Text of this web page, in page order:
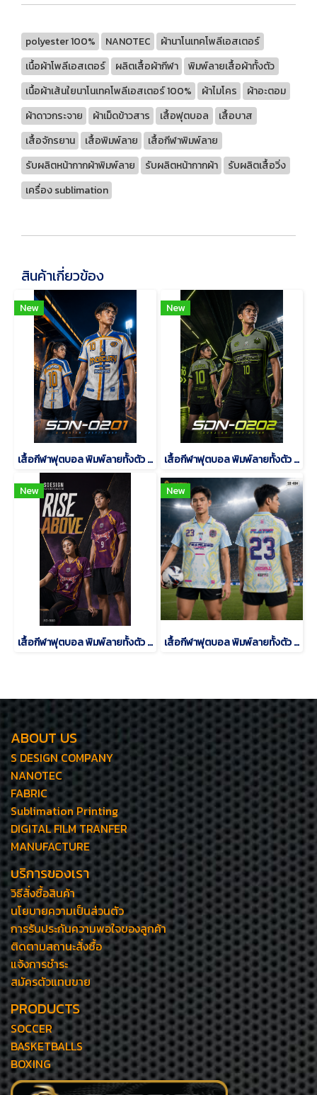
polyester 100% NANOTEC
ผ้านาโนเทคโพลีเอสเตอร์
เนื้อผ้าโพลีเอสเตอร์
ผลิตเสื้อผ้ากีฬา
พิมพ์ลายเสื้อผ้าทั้งตัว
เนื้อผ้าเส้นใยนาโนเทคโพลีเอสเตอร์ 100%
ผ้าไมโคร
ผ้าอะตอม
ผ้าดาวกระจาย
ผ้าเม็ดข้าวสาร เสื้อฟุตบอล
เสื้อบาส
เสื้อจักรยาน
เสื้อพิมพ์ลาย
เสื้อกีฬาพิมพ์ลาย
รับผลิตหน้ากากผ้าพิมพ์ลาย
รับผลิตหน้ากากผ้า
รับผลิตเสื้อวิ่ง
เครื่อง sublimation
สินค้าเกี่ยวข้อง
New
เสื้อกีฬาฟุตบอล พิมพ์ลายทั้งตัว เนื้อผ้า "นาโนเทค"SDN-0201
New
เสื้อกีฬาฟุตบอล พิมพ์ลายทั้งตัว เนื้อผ้า "นาโนเทค"SDN-0202
New
เสื้อกีฬาฟุตบอล พิมพ์ลายทั้งตัว เนื้อผ้า "นาโนเทค"SD-500
New
เสื้อกีฬาฟุตบอล พิมพ์ลายทั้งตัว เนื้อผ้า "นาโนเทค"SD-484
ABOUT US
S DESIGN COMPANY
NANOTEC
FABRIC
Sublimation Printing
DIGITAL FILM TRANFER
MANUFACTURE
บริการของเรา
วิธีสั่งซื้อสินค้า
นโยบายความเป็นส่วนตัว
การรับประกันความพอใจของลูกค้า
ติดตามสถานะสั่งซื้อ
แจ้งการชำระ
สมัครตัวแทนขาย
PRODUCTS
SOCCER
BASKETBALLS
BOXING